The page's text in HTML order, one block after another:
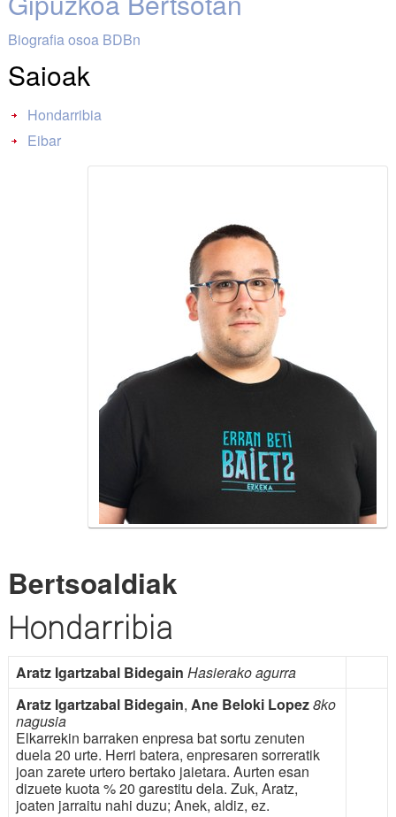
Biografia osoa BDBn
Saioak
Hondarribia
Eibar
Bertsoaldiak
Hondarribia
Aratz Igartzabal Bidegain Hasierako agurra
Aratz Igartzabal Bidegain, Ane Beloki Lopez8ko
nagusia
Elkarrekin barraken enpresa bat sortu zenuten
duela 20 urte. Herri batera, enpresaren sorreratik
joan zarete urtero bertako jaietara. Aurten esan
dizuete kuota % 20 garestitu dela. Zuk, Aratz,
joaten jarraitu nahi duzu; Anek, aldiz, ez.